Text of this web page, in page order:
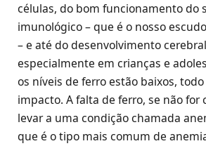
células, do bom funcionamento do
imunológico – que é o nosso
– e até do desenvolvimento
especialmente em crianças e
os níveis de ferro estão baixos,
impacto. A falta de ferro, se não for
levar a uma condição chamada
que é o tipo mais comum de